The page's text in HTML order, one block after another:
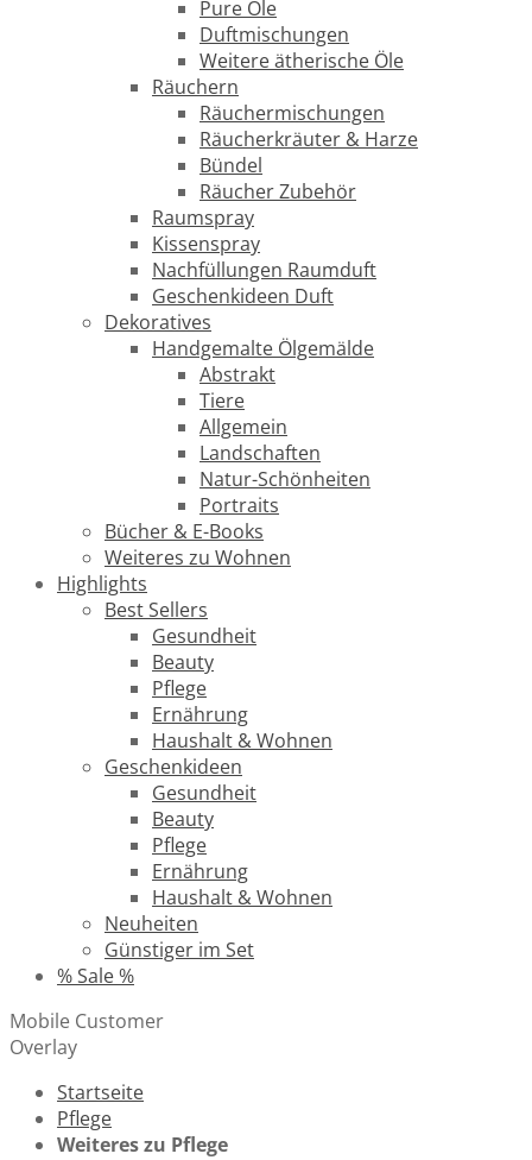
Pure Öle
Duftmischungen
Weitere ätherische Öle
Räuchern
Räuchermischungen
Räucherkräuter & Harze
Bündel
Räucher Zubehör
Raumspray
Kissenspray
Nachfüllungen Raumduft
Geschenkideen Duft
Dekoratives
Handgemalte Ölgemälde
Abstrakt
Tiere
Allgemein
Landschaften
Natur-Schönheiten
Portraits
Bücher & E-Books
Weiteres zu Wohnen
Highlights
Best Sellers
Gesundheit
Beauty
Pflege
Ernährung
Haushalt & Wohnen
Geschenkideen
Gesundheit
Beauty
Pflege
Ernährung
Haushalt & Wohnen
Neuheiten
Günstiger im Set
% Sale %
Mobile Customer
Overlay
Startseite
Pflege
Weiteres zu Pflege